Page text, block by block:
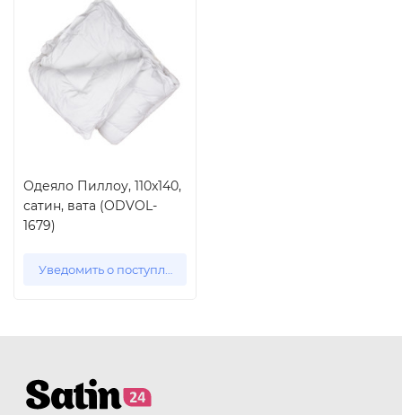
Одеяло Пиллоу, 110x140,
сатин, вата (ODVOL-
1679)
Уведомить о поступлении